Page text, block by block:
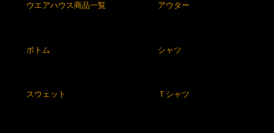
ウエアハウス商品一覧 アウター
ボトム シャツ
スウェット Ｔシャツ